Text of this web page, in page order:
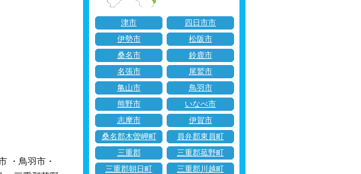
・鳥羽市・
津市
四日市市
伊勢市
松阪市
桑名市
鈴鹿市
名張市
尾鷲市
亀山市
鳥羽市
熊野市
いなべ市
志摩市
伊賀市
桑名郡木曽岬町
員弁郡東員町
三重郡
三重郡菰野町
三重郡朝日町
三重郡川越町